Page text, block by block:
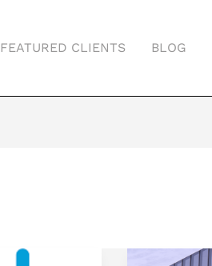
FEATURED CLIENTS BLOG
Mengapa